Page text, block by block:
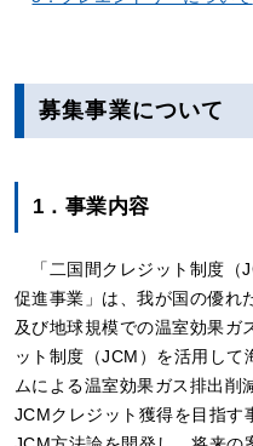
募集事業について
1．事業内容
「二国間クレジット制度
促進事業」は、我が国の優れ
及び地球規模での温室効果ガ
ット制度（JCM）を活用して
ムによる温室効果ガス排出削
JCMクレジット獲得を目指す